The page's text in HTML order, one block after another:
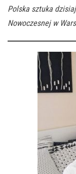
Polska sztuka
Nowoczesnej w